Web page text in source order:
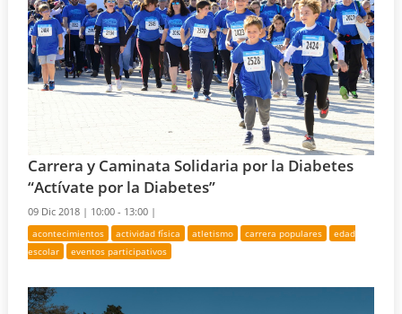
Carrera y Caminata Solidaria por la Diabetes
“Actívate por la Diabetes”
09 Dic 2018 | 10:00 - 13:00 |
acontecimientos actividad física atletismo carrera populares
edad
escolar
eventos participativos